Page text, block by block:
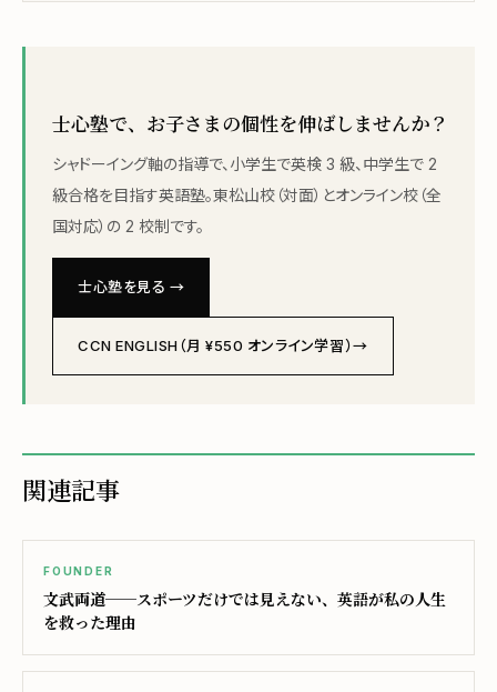
士心塾で、お子さまの個性を伸ばしませんか？
シャドーイング軸の指導で、小学生で英検 3 級、中学生で 2
級合格を目指す英語塾。東松山校（対面）とオンライン校（全
国対応）の 2 校制です。
士心塾を見る →
CCN ENGLISH（月 ¥550 オンライン学習）→
関連記事
FOUNDER
文武両道──スポーツだけでは見えない、英語が私の人生
を救った理由